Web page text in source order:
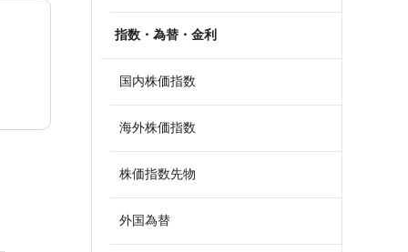
指数・為替・金利
国内株価指数
海外株価指数
株価指数先物
外国為替